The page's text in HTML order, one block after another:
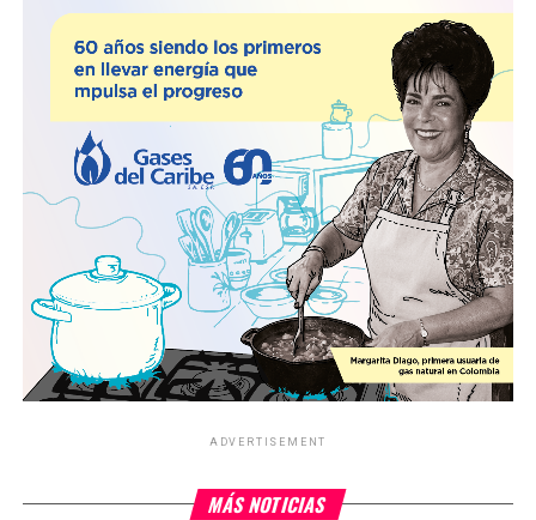
ADVERTISEMENT
MÁS NOTICIAS